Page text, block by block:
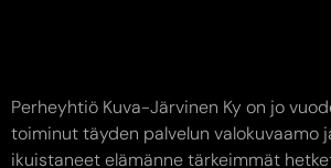
Perheyhtiö Kuva-Järvinen Ky on jo
toiminut täyden palvelun valokuvaamo
ikuistaneet elämänne tärkeimmät